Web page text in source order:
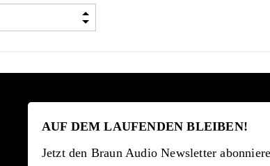
AUF DEM LAUFENDEN BLEIBEN!
Jetzt den Braun Audio Newsletter